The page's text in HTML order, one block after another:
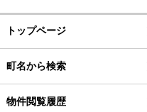
トップページ
町名から検索
物件閲覧履歴